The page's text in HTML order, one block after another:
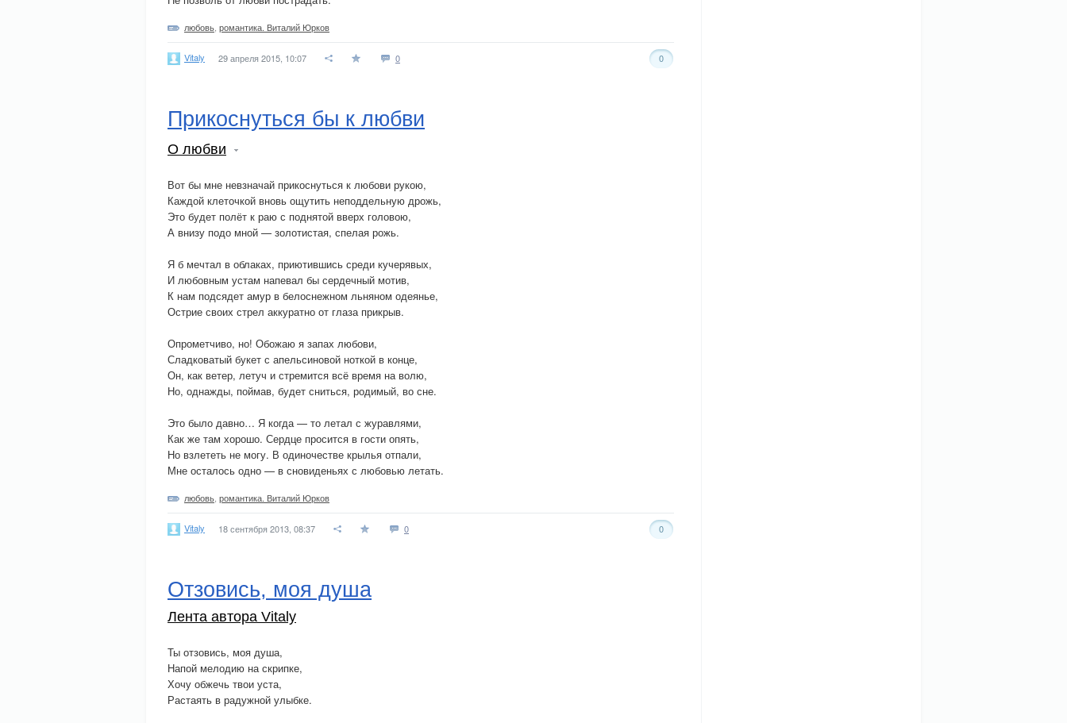
любовь романтика. Виталий Юрков
Vitaly 29 апреля 2015, 10:07 0 0
Прикоснуться бы к любви
О любви
Вот бы мне невзначай прикоснуться к любови рукою,
Каждой клеточкой вновь ощутить неподдельную дрожь,
Это будет полёт к раю с поднятой вверх головою,
А внизу подо мной — золотистая, спелая рожь.
Я б мечтал в облаках, приютившись среди кучерявых,
И любовным устам напевал бы сердечный мотив,
К нам подсядет амур в белоснежном льняном одеянье,
Острие своих стрел аккуратно от глаза прикрыв.
Опрометчиво, но! Обожаю я запах любови,
Сладковатый букет с апельсиновой ноткой в конце,
Он, как ветер, летуч и стремится всё время на волю,
Но, однажды, поймав, будет сниться, родимый, во сне.
Это было давно… Я когда — то летал с журавлями,
Как же там хорошо. Сердце просится в гости опять,
Но взлететь не могу. В одиночестве крылья отпали,
Мне осталось одно — в сновиденьях с любовью летать.
любовь романтика. Виталий Юрков
Vitaly 18 сентября 2013, 08:37 0 0
Отзовись, моя душа
Лента автора Vitaly
Ты отзовись, моя душа,
Напой мелодию на скрипке,
Хочу обжечь твои уста,
Растаять в радужной улыбке.